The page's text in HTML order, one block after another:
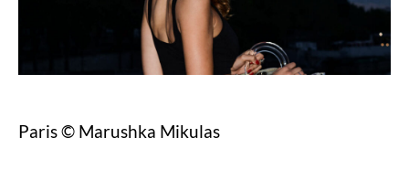
Paris © Marushka Mikulas